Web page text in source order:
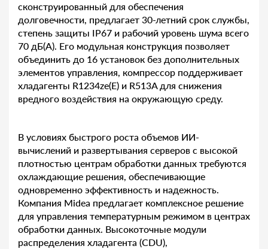
сконструированный для обеспечения
долговечности, предлагает 30-летний срок службы,
степень защиты IP67 и рабочий уровень шума всего
70 дБ(А). Его модульная конструкция позволяет
объединить до 16 установок без дополнительных
элементов управления, компрессор поддерживает
хладагенты R1234ze(E) и R513A для снижения
вредного воздействия на окружающую среду.
В условиях быстрого роста объемов ИИ-
вычислений и развертывания серверов с высокой
плотностью центрам обработки данных требуются
охлаждающие решения, обеспечивающие
одновременно эффективность и надежность.
Компания Midea предлагает комплексное решение
для управления температурным режимом в центрах
обработки данных. Высокоточные модули
распределения хладагента (CDU),